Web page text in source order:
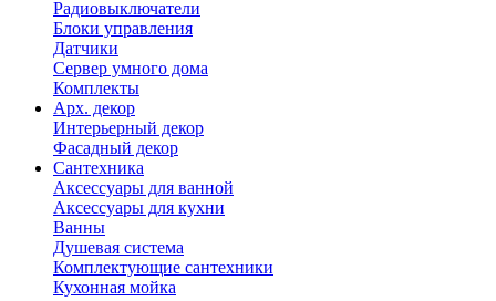
Радиовыключатели
Блоки управления
Датчики
Сервер умного дома
Комплекты
Арх. декор
Интерьерный декор
Фасадный декор
Сантехника
Аксессуары для ванной
Аксессуары для кухни
Ванны
Душевая система
Комплектующие сантехники
Кухонная мойка